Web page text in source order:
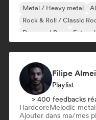
Metal / Heavy metal
Rock & Roll / Classic
Drum and Bass
Future
Playlist
> 400 feedbacks
HardcoreMelodic metal
Ajouter dans ma/mes